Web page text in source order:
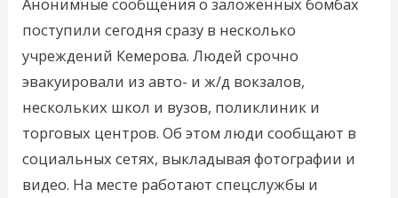
поступили сегодня сразу в несколько
учреждений Кемерова. Людей срочно
эвакуировали из авто- и ж/д вокзалов,
нескольких школ и вузов, поликлиник и
торговых центров. Об этом люди сообщают в
социальных сетях, выкладывая фотографии и
видео. На месте работают cпецслужбы и